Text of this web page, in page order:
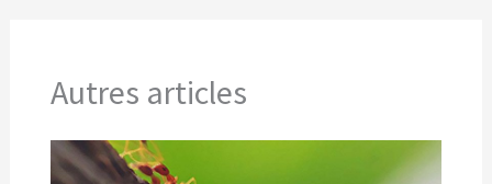
Autres articles